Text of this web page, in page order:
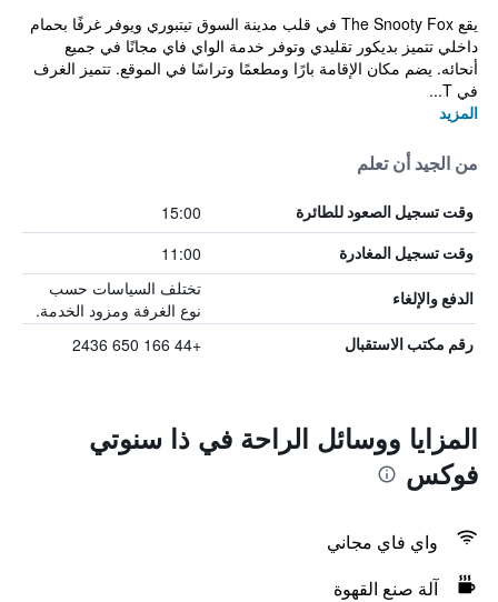
يقع The Snooty Fox في قلب مدينة السوق تيتبوري ويوفر غرفًا بحمام
داخلي تتميز بديكور تقليدي وتوفر خدمة الواي فاي مجانًا في جميع
أنحائه. يضم مكان الإقامة بارًا ومطعمًا وتراسًا في الموقع. تتميز الغرف
في T...
المزيد
من الجيد أن تعلم
وقت تسجيل الصعود للطائرة 15:00
وقت تسجيل المغادرة 11:00
الدفع والإلغاء
تختلف السياسات حسب
نوع الغرفة ومزود الخدمة.
رقم مكتب الاستقبال +44 166 650 2436
المزايا ووسائل الراحة في ذا سنوتي
فوكس
واي فاي مجاني
آلة صنع القهوة